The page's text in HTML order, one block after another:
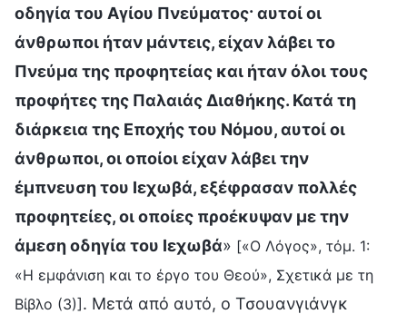
οδηγία του Αγίου Πνεύματος· αυτοί οι
άνθρωποι ήταν μάντεις, είχαν λάβει το
Πνεύμα της προφητείας και ήταν όλοι τους
προφήτες της Παλαιάς Διαθήκης. Κατά τη
διάρκεια της Εποχής του Νόμου, αυτοί οι
άνθρωποι, οι οποίοι είχαν λάβει την
έμπνευση του Ιεχωβά, εξέφρασαν πολλές
προφητείες, οι οποίες προέκυψαν με την
άμεση οδηγία του Ιεχωβά» [«Ο Λόγος», τόμ. 1:
«Η εμφάνιση και το έργο του Θεού», Σχετικά με τη
Βίβλο (3)]. Μετά από αυτό, ο Τσουανγιάνγκ